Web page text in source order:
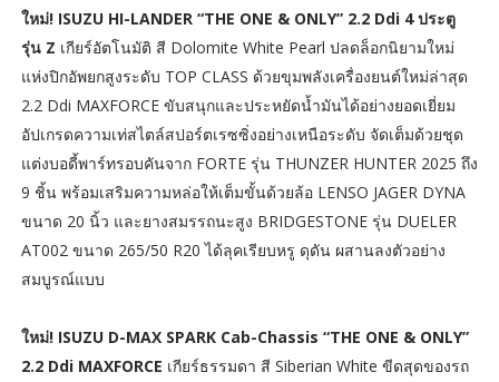
ใหม่! ISUZU HI-LANDER “THE ONE & ONLY” 2.2 Ddi 4 ประตู
รุ่น Z เกียร์อัตโนมัติ สี Dolomite White Pearl ปลดล็อกนิยามใหม่
แห่งปิกอัพยกสูงระดับ TOP CLASS ด้วยขุมพลังเครื่องยนต์ใหม่ล่าสุด
2.2 Ddi MAXFORCE ขับสนุกและประหยัดน้ำมันได้อย่างยอดเยี่ยม
อัปเกรดความเท่สไตล์สปอร์ตเรซซิ่งอย่างเหนือระดับ จัดเต็มด้วยชุด
แต่งบอดี้พาร์ทรอบคันจาก FORTE รุ่น THUNZER HUNTER 2025 ถึง
9 ชิ้น พร้อมเสริมความหล่อให้เต็มขั้นด้วยล้อ LENSO JAGER DYNA
ขนาด 20 นิ้ว และยางสมรรถนะสูง BRIDGESTONE รุ่น DUELER
AT002 ขนาด 265/50 R20 ได้ลุคเรียบหรู ดุดัน ผสานลงตัวอย่าง
สมบูรณ์แบบ
ใหม่! ISUZU D-MAX SPARK Cab-Chassis “THE ONE & ONLY”
2.2 Ddi MAXFORCE เกียร์ธรรมดา สี Siberian White ขีดสุดของรถ